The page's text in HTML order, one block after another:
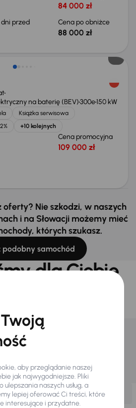
84 000 zł
dni przed
Cena po obniżce
88 000 zł
VAT
na baterię (BEV)300e150 kW
Książka serwisowa
+10 kolejnych
Cena promocyjna
109 000 zł
oferty? Nie szkodzi, w naszych
i na Słowacji możemy mieć
których szukasz.
podobny samochód
dla Ciebie
z naszej oferty. Kupimy
aby przeglądanie naszej
jak najwygodniejsze. Pliki
ulepszania naszych usług, a
lepiej oferować Ci treści, które
interesujące i przydatne.